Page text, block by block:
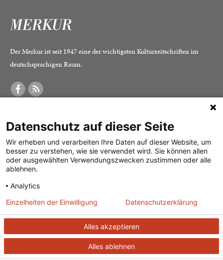
Der Merkur ist seit 1947 eine der wichtigsten Kulturzeitschriften im
deutschsprachigen Raum.
Was ist der Merkur?
Herausgeber /
Redaktion
Verlag
Alle Abos im Überblick
Print-Abo
Digital-Abo
Abo kündigen
Vertrag widerrufen
Impressum
Datenschutz
Mediadaten
© 2026J. G. Cotta’sche Buchhandlung Nachfolger GmbH| Technische
Datenschutz auf dieser Seite
Wir erheben und verarbeiten Ihre Daten auf dieser Website, um
besser zu verstehen, wie sie verwendet wird. Sie können allen
oder ausgewählten Verwendungszwecken zustimmen oder alle
ablehnen.
Analytics
Alles akzeptieren
Alles ablehnen
Einzelheiten der Einwilligung Datenschutzerklärung